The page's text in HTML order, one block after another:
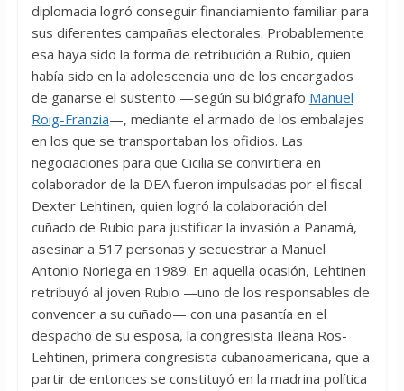
diplomacia logró conseguir financiamiento familiar para
sus diferentes campañas electorales. Probablemente
esa haya sido la forma de retribución a Rubio, quien
había sido en la adolescencia uno de los encargados
de ganarse el sustento —según su biógrafo Manuel
Roig-Franzia—, mediante el armado de los embalajes
en los que se transportaban los ofidios. Las
negociaciones para que Cicilia se convirtiera en
colaborador de la DEA fueron impulsadas por el fiscal
Dexter Lehtinen, quien logró la colaboración del
cuñado de Rubio para justificar la invasión a Panamá,
asesinar a 517 personas y secuestrar a Manuel
Antonio Noriega en 1989. En aquella ocasión, Lehtinen
retribuyó al joven Rubio —uno de los responsables de
convencer a su cuñado— con una pasantía en el
despacho de su esposa, la congresista Ileana Ros-
Lehtinen, primera congresista cubanoamericana, que a
partir de entonces se constituyó en la madrina política